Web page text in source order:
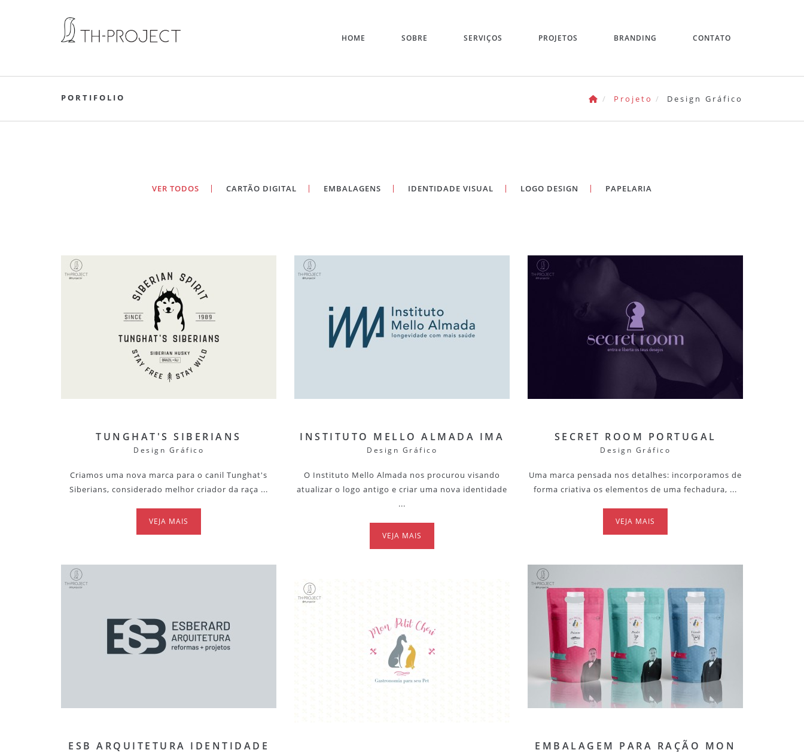
HOME SOBRE SERVIÇOS PROJETOS BRANDING CONTATO
PORTIFOLIO Projeto Design Gráfico
VER TODOS CARTÃO DIGITAL EMBALAGENS IDENTIDADE VISUAL LOGO DESIGN PAPELARIA
TUNGHAT'S SIBERIANS
Design Gráfico
Criamos uma nova marca para o canil Tunghat's
Siberians, considerado melhor criador da raça ...
VEJA MAIS
INSTITUTO MELLO ALMADA IMA
Design Gráfico
O Instituto Mello Almada nos procurou visando
atualizar o logo antigo e criar uma nova identidade
...
VEJA MAIS
SECRET ROOM PORTUGAL
Design Gráfico
Uma marca pensada nos detalhes: incorporamos de
forma criativa os elementos de uma fechadura, ...
VEJA MAIS
ESB ARQUITETURA IDENTIDADE
EMBALAGEM PARA RAÇÃO MON